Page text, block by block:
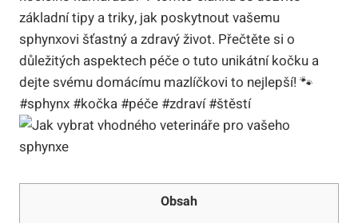
základní tipy a triky, jak poskytnout vašemu
sphynxovi šťastný a zdravý život. Přečtěte si o
důležitých aspektech péče o tuto unikátní kočku a
dejte svému domácímu mazlíčkovi to nejlepší! 🐾
#sphynx #kočka #péče #zdraví #štěstí
Obsah